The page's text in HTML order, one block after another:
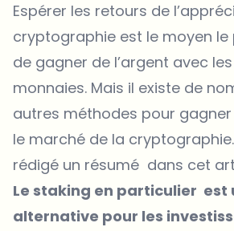
Espérer les retours de
cryptographie est le moyen le
de gagner de l’argent avec
monnaies. Mais il existe de
autres méthodes pour gagner
le marché de la
rédigé un résumé dans cet
Le staking en particulier est
alternative pour les